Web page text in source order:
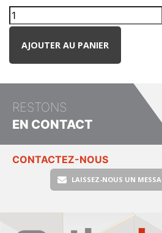
AJOUTER AU PANIER
RESTONS
EN CONTACT
CONTACTEZ-NOUS
LAISSEZ-NOUS UN